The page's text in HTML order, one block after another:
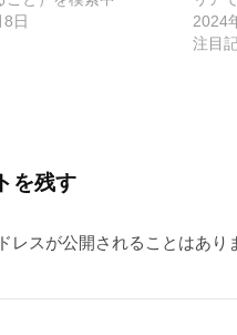
日
2024
注目
を残す
レスが公開されることはあり